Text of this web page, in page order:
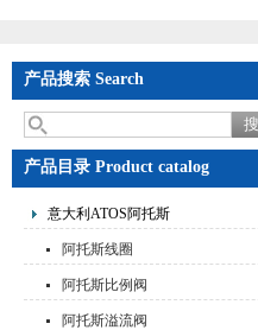
产品搜索 Search
产品目录 Product catalog
意大利ATOS阿托斯
阿托斯线圈
阿托斯比例阀
阿托斯溢流阀